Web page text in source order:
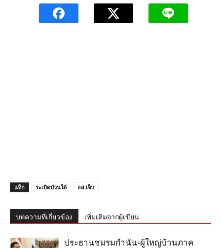
แท็ก ระเบิดป่วนใต้ อส.เจ็บ
บทความที่เกี่ยวข้อง เพิ่มเติมจากผู้เขียน
ประธานชมรมกำนัน-ผู้ใหญ่บ้านภาค